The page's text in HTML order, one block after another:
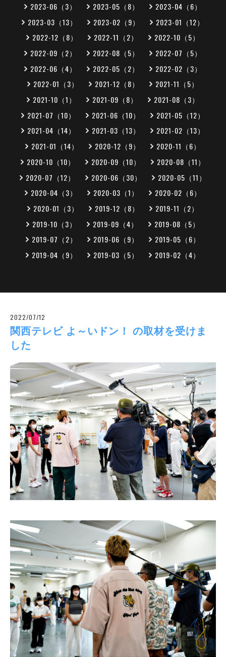
2023-06（3）
2023-05（8）
2023-04（6）
2023-03（13）
2023-02（9）
2023-01（12）
2022-12（8）
2022-11（2）
2022-10（5）
2022-09（2）
2022-08（5）
2022-07（5）
2022-06（4）
2022-05（2）
2022-02（3）
2022-01（3）
2021-12（8）
2021-11（5）
2021-10（1）
2021-09（8）
2021-08（3）
2021-07（10）
2021-06（10）
2021-05（12）
2021-04（14）
2021-03（13）
2021-02（13）
2021-01（14）
2020-12（9）
2020-11（6）
2020-10（10）
2020-09（10）
2020-08（11）
2020-07（12）
2020-06（30）
2020-05（11）
2020-04（3）
2020-03（1）
2020-02（6）
2020-01（3）
2019-12（8）
2019-11（2）
2019-10（3）
2019-09（4）
2019-08（5）
2019-07（2）
2019-06（9）
2019-05（6）
2019-04（9）
2019-03（5） 2019-02（4）
2022/07/12
関西テレビ よ～いドン！ の取材を受けま
した